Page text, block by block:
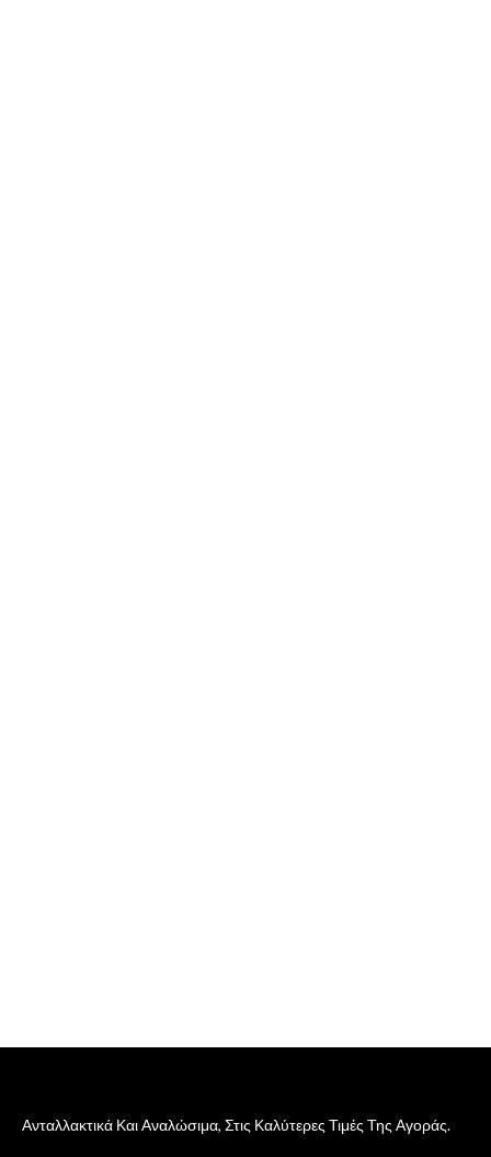
Ανταλλακτικά Και Αναλώσιμα, Στις Καλύτερες Τιμές Της Αγοράς.